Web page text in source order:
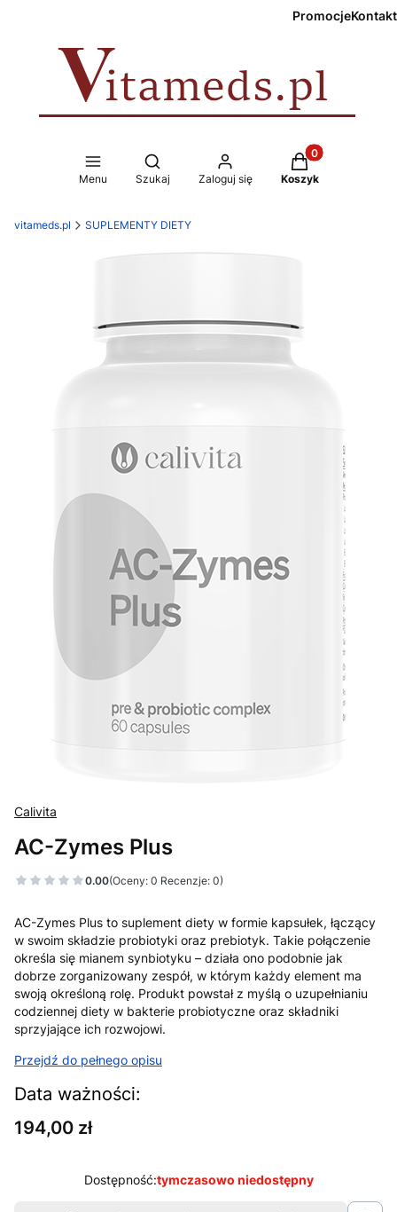
PromocjeKontakt
Menu
Otwórz wyszukiwarkę
Szukaj Zaloguj się
Produkty w
Koszyk
vitameds.pl SUPLEMENTY DIETY
Calivita
AC-Zymes Plus
0.00(Oceny: 0 Recenzje: 0)
AC-Zymes Plus to suplement diety w formie kapsułek, łączący
w swoim składzie probiotyki oraz prebiotyk. Takie połączenie
określa się mianem synbiotyku – działa ono podobnie jak
dobrze zorganizowany zespół, w którym każdy element ma
swoją określoną rolę. Produkt powstał z myślą o uzupełnianiu
codziennej diety w bakterie probiotyczne oraz składniki
sprzyjające ich rozwojowi.
Przejdź do pełnego opisu
Data ważności:
Cena
194,00 zł
Dostępność:tymczasowo niedostępny